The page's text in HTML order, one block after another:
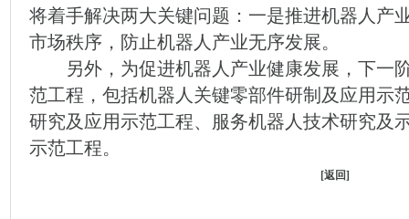
将着手解决两大关键问题：一是推进机器人产
市场秩序，防止机器人产业无序发展。
另外，为促进机器人产业健康发展，下一
范工程，包括机器人关键零部件研制及应用示
研究及应用示范工程、服务机器人技术研究及
示范工程。
[返回]